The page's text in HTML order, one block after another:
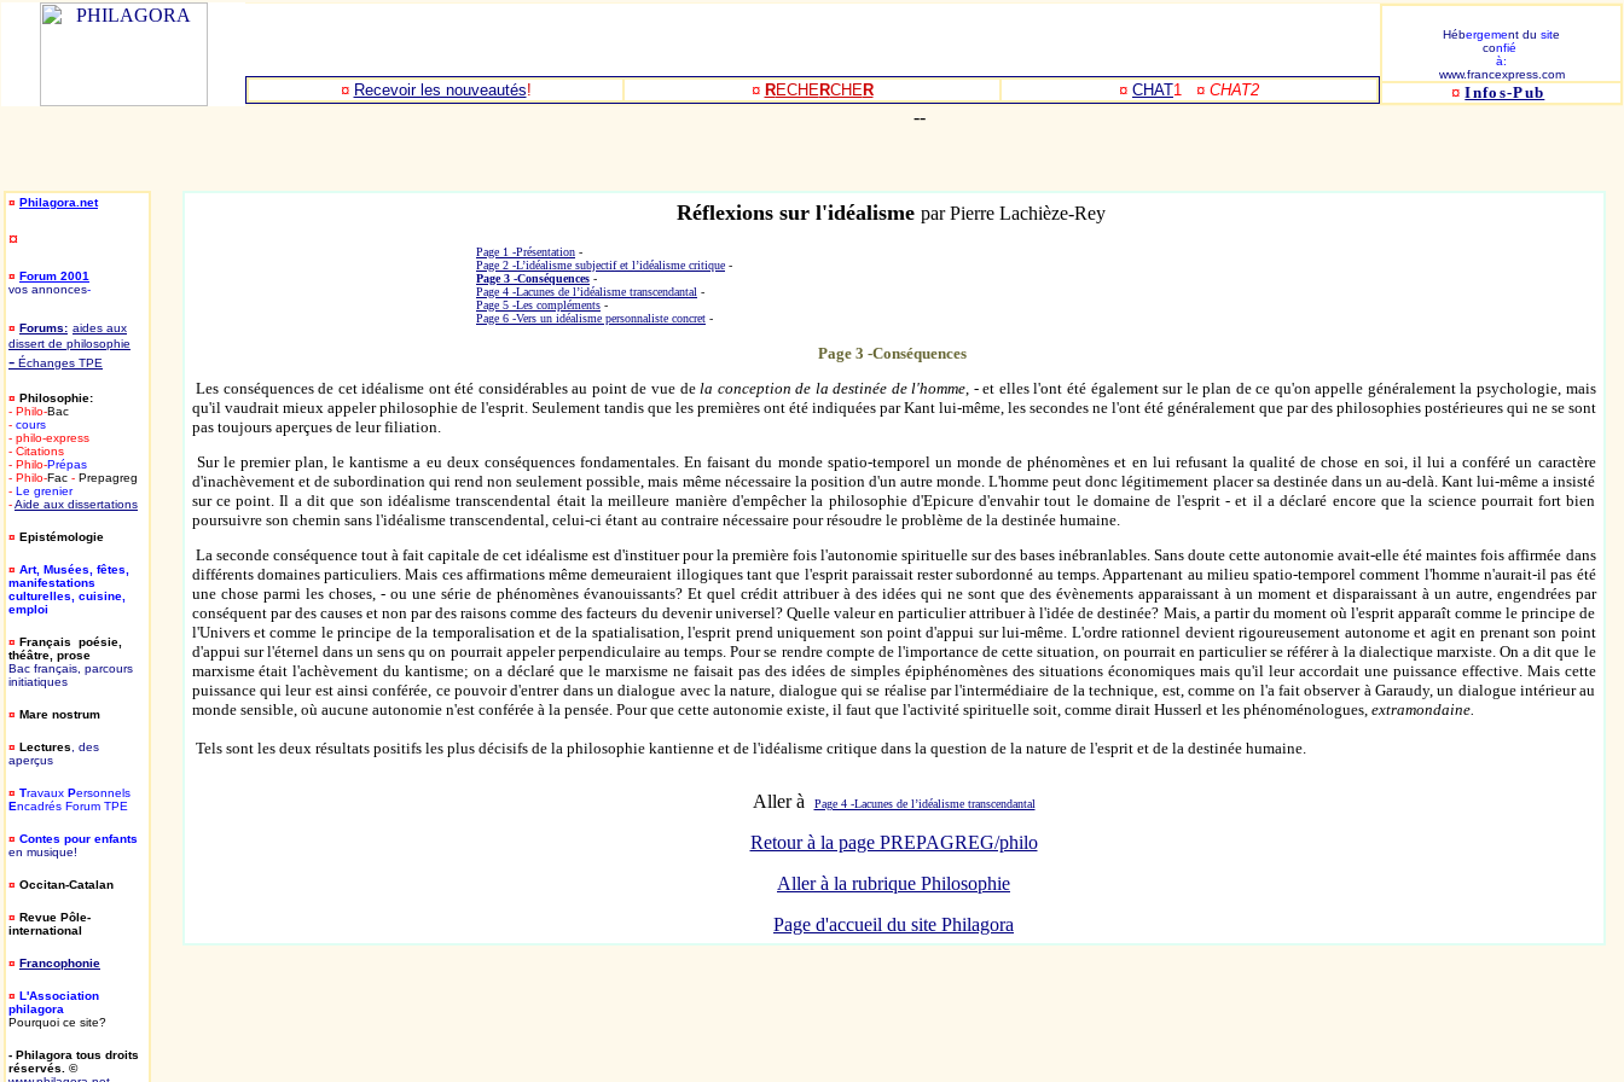
¤ Recevoir les nouveautés! ¤ RECHERCHER ¤ CHAT1 ¤ CHAT2
Hébergement du site
confié
à:
www.francexpress.com
¤Infos-Pub
--
¤ Philagora.net
¤
¤ Forum 2001
vos annonces-
¤ Forums: aides aux
dissert de philosophie
- Échanges TPE
¤ Philosophie:
- Philo-Bac
- cours
- philo-express
- Citations
- Philo-Prépas
- Philo-Fac - Prepagreg
- Le grenier
-Aide aux dissertations
¤ Epistémologie
¤ Art, Musées, fêtes,
manifestations
culturelles, cuisine,
emploi
¤ Français poésie,
théâtre, prose
Bac français, parcours
initiatiques
¤ Mare nostrum
¤ Lectures , des
aperçus
¤ Travaux Personnels
Encadrés Forum TPE
¤ Contes pour enfants
en musique!
¤ Occitan-Catalan
¤ Revue Pôle-
international
¤ Francophonie
¤ L'Association
philagora
Pourquoi ce site?
- Philagora tous droits
réservés. ©
Réflexions sur l'idéalisme par Pierre Lachièze-Rey
Page 1 -Présentation -
Page 2 -L’idéalisme subjectif et l’idéalisme critique -
Page 3 -Conséquences -
Page 4 -Lacunes de l’idéalisme transcendantal -
Page 5 -Les compléments -
Page 6 -Vers un idéalisme personnaliste concret -
Page 3 -Conséquences
Les conséquences de cet idéalisme ont été considérables au point de vue dela conception de la destinée de l'homme, - et elles l'ont été également sur le plan de ce qu'on appelle généralement la psychologie, mais
qu'il vaudrait mieux appeler philosophie de l'esprit. Seulement tandis que les premières ont été indiquées par Kant lui-même, les secondes ne l'ont été généralement que par des philosophies postérieures qui ne se sont
pas toujours aperçues de leur filiation.
Sur le premier plan, le kantisme a eu deux conséquences fondamentales. En faisant du monde spatio-temporel un monde de phénomènes et en lui refusant la qualité de chose en soi, il lui a conféré un caractère
d'inachèvement et de subordination qui rend non seulement possible, mais même nécessaire la position d'un autre monde. L'homme peut donc légitimement placer sa destinée dans un au-delà. Kant lui-même a insisté
sur ce point. Il a dit que son idéalisme transcendental était la meilleure manière d'empêcher la philosophie d'Epicure d'envahir tout le domaine de l'esprit - et il a déclaré encore que la science pourrait fort bien
poursuivre son chemin sans l'idéalisme transcendental, celui-ci étant au contraire nécessaire pour résoudre le problème de la destinée humaine.
La seconde conséquence tout à fait capitale de cet idéalisme est d'instituer pour la première fois l'autonomie spirituelle sur des bases inébranlables. Sans doute cette autonomie avait-elle été maintes fois affirmée dans
différents domaines particuliers. Mais ces affirmations même demeuraient illogiques tant que l'esprit paraissait rester subordonné au temps. Appartenant au milieu spatio-temporel comment l'homme n'aurait-il pas été
une chose parmi les choses, - ou une série de phénomènes évanouissants? Et quel crédit attribuer à des idées qui ne sont que des évènements apparaissant à un moment et disparaissant à un autre, engendrées par
conséquent par des causes et non par des raisons comme des facteurs du devenir universel? Quelle valeur en particulier attribuer à l'idée de destinée? Mais, a partir du moment où l'esprit apparaît comme le principe de
l'Univers et comme le principe de la temporalisation et de la spatialisation, l'esprit prend uniquement son point d'appui sur lui-même. L'ordre rationnel devient rigoureusement autonome et agit en prenant son point
d'appui sur l'éternel dans un sens qu on pourrait appeler perpendiculaire au temps. Pour se rendre compte de l'importance de cette situation, on pourrait en particulier se référer à la dialectique marxiste. On a dit que le
marxisme était l'achèvement du kantisme; on a déclaré que le marxisme ne faisait pas des idées de simples épiphénomènes des situations économiques mais qu'il leur accordait une puissance effective. Mais cette
puissance qui leur est ainsi conférée, ce pouvoir d'entrer dans un dialogue avec la nature, dialogue qui se réalise par l'intermédiaire de la technique, est, comme on l'a fait observer à Garaudy, un dialogue intérieur au
monde sensible, où aucune autonomie n'est conférée à la pensée. Pour que cette autonomie existe, il faut que l'activité spirituelle soit, comme dirait Husserl et les phénoménologues, extramondaine.
Tels sont les deux résultats positifs les plus décisifs de la philosophie kantienne et de l'idéalisme critique dans la question de la nature de l'esprit et de la destinée humaine.
Aller à Page 4 -Lacunes de l’idéalisme transcendantal
Retour à la page PREPAGREG/philo
Aller à la rubrique Philosophie
Page d'accueil du site Philagora